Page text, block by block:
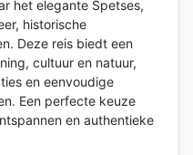
het elegante Spetses,
historische
Deze reis biedt een
cultuur en natuur,
en eenvoudige
Een perfecte keuze
en authentieke